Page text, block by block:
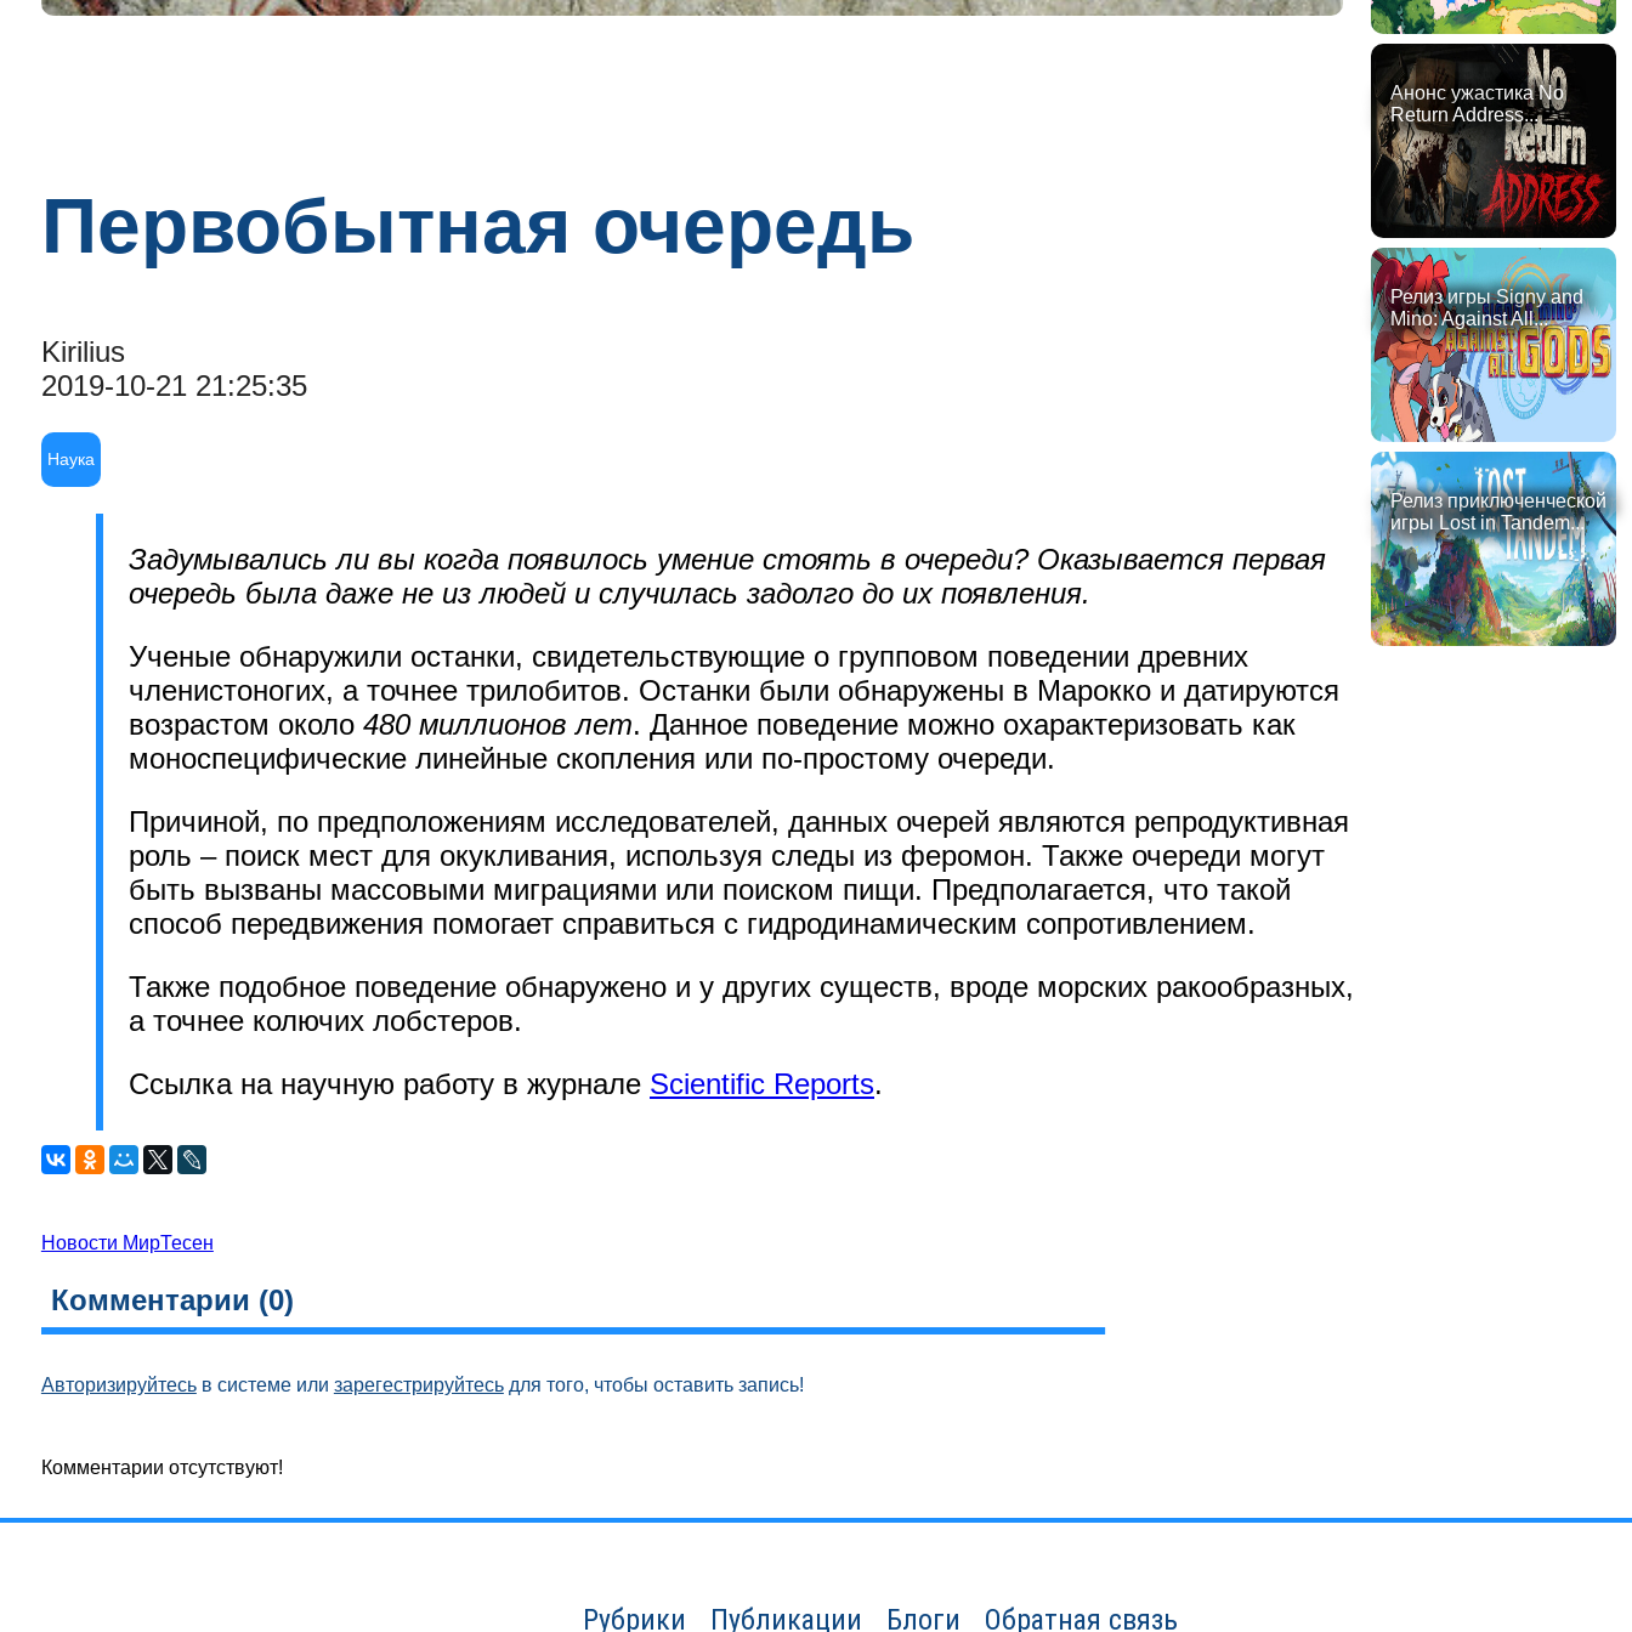
Первобытная очередь
Kirilius
2019-10-21 21:25:35
Наука
Задумывались ли вы когда появилось умение стоять в очереди? Оказывается первая
очередь была даже не из людей и случилась задолго до их появления.
Ученые обнаружили останки, свидетельствующие о групповом поведении древних
членистоногих, а точнее трилобитов. Останки были обнаружены в Марокко и датируются
возрастом около 480 миллионов лет. Данное поведение можно охарактеризовать как
моноспецифические линейные скопления или по-простому очереди.
Причиной, по предположениям исследователей, данных очерей являются репродуктивная
роль – поиск мест для окукливания, используя следы из феромон. Также очереди могут
быть вызваны массовыми миграциями или поиском пищи. Предполагается, что такой
способ передвижения помогает справиться с гидродинамическим сопротивлением.
Также подобное поведение обнаружено и у других существ, вроде морских ракообразных,
а точнее колючих лобстеров.
Ссылка на научную работу в журнале Scientific Reports.
Новости МирТесен
Комментарии (0)
Авторизируйтесьв системе или зарегестрируйтесьдля того, чтобы оставить запись!
Комментарии отсутствуют!
Анонс ужастика No
Return Address...
Релиз игры Signy and
Mino: Against All...
Релиз приключенческой
игры Lost in Tandem...
Рубрики Публикации Блоги Обратная связь